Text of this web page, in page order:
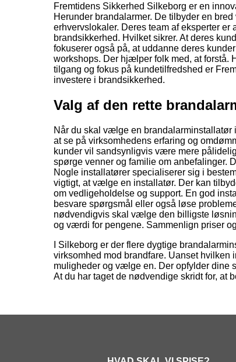
Fremtidens Sikkerhed Silkeborg er en
Herunder brandalarmer. De tilbyder en
erhvervslokaler. Deres team af eksperter
brandsikkerhed. Hvilket sikrer. At deres
fokuserer også på, at uddanne deres
workshops. Der hjælper folk med, at forstå.
tilgang og fokus på kundetilfredshed er
investere i brandsikkerhed.
Valg af den rette
Når du skal vælge en brandalarminstallatør
at se på virksomhedens erfaring og
kunder vil sandsynligvis være mere
spørge venner og familie om anbefalinger.
Nogle installatører specialiserer sig i
vigtigt, at vælge en installatør. Der kan
om vedligeholdelse og support. En god
besvare spørgsmål eller også løse
nødvendigvis skal vælge den billigste
og værdi for pengene. Sammenlign priser
I Silkeborg er der flere dygtige
virksomhed mod brandfare. Uanset
muligheder og vælge en. Der opfylder dine
At du har taget de nødvendige skridt for, at